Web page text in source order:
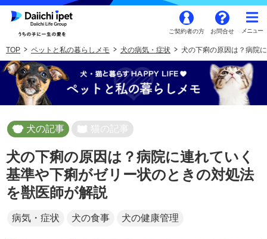
ご契約者の方 お問合せ
TOP ペットと私の暮らしメモ 犬の病気・症状 犬の下痢の原因は？病院
犬の記事 猫の記事
犬の下痢の原因は？病院に連れていく
基準や下痢がゼリー状のときの対処法
を獣医師が解説
病気・症状 犬の食事 犬の健康管理